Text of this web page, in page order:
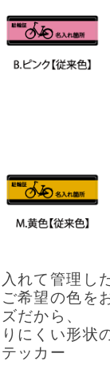
れて管理し
希望の色を
だから、
にくい形状
ッカー